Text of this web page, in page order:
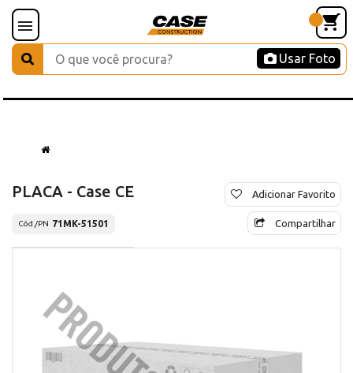
Usar Foto
PLACA - Case CE
Cód./PN 71MK-51501
Adicionar Favorito
Compartilhar